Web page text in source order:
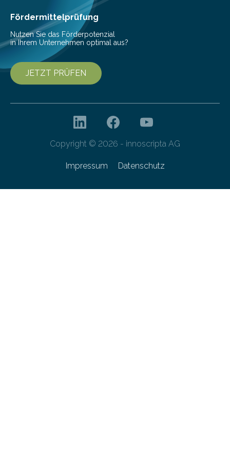
Gefahr erheblicher…
Fördermittelprüfung
Nutzen Sie das Förderpotenzial
in Ihrem Unternehmen optimal aus?
JETZT PRÜFEN
Copyright © 2026 - innoscripta AG
Impressum Datenschutz